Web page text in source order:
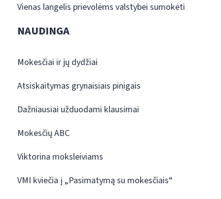
Vienas langelis prievolėms valstybei sumokėti
NAUDINGA
Mokesčiai ir jų dydžiai
Atsiskaitymas grynaisiais pinigais
Dažniausiai užduodami klausimai
Mokesčių ABC
Viktorina moksleiviams
VMI kviečia į „Pasimatymą su mokesčiais“